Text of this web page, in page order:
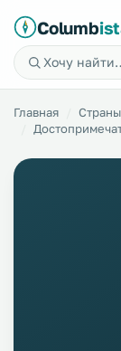
Columb
Главная Страны